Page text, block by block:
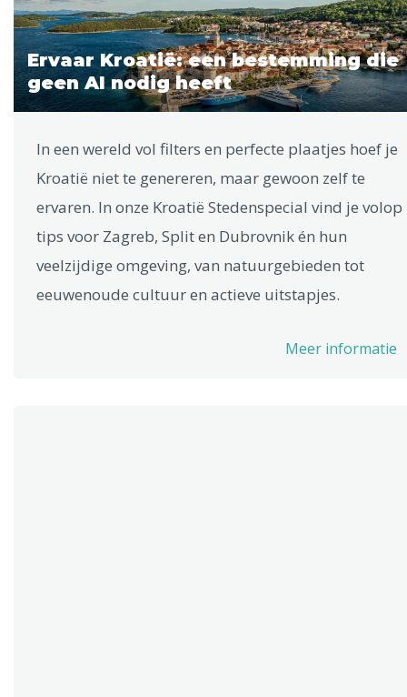
Ervaar Kroatië: een bestemming die
geen AI nodig heeft
In een wereld vol filters en perfecte plaatjes hoef je
Kroatië niet te genereren, maar gewoon zelf te
ervaren. In onze Kroatië Stedenspecial vind je volop
tips voor Zagreb, Split en Dubrovnik én hun
veelzijdige omgeving, van natuurgebieden tot
eeuwenoude cultuur en actieve uitstapjes.
Meer informatie